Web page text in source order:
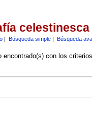
celestinesca
| Búsqueda simple| Búsqueda
encontrado(s) con los